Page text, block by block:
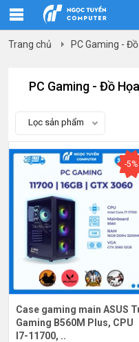
Trang chủ PC Gaming -
PC Gaming - Đồ Họa
Lọc sản phẩm
-5%
Case gaming main ASUS
Gaming B560M Plus, CPU
I7-11700, ..